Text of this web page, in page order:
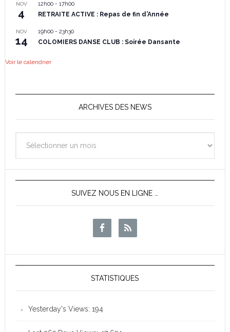
NOV
4
12h00- 17h00
RETRAITE ACTIVE : Repas de fin d’Année
NOV
14
19h00- 23h30
COLOMIERS DANSE CLUB : Soirée Dansante
Voir le calendrier
ARCHIVES DES NEWS
des
News
SUIVEZ NOUS EN LIGNE …
STATISTIQUES
Yesterday's Views: 194